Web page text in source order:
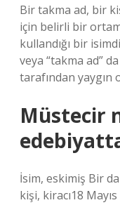
Bir takma ad, bir
için belirli bir
kullandığı bir
veya “takma ad”
tarafından yaygın
Müstecir
İsim, eskimiş Bir
kişi, kiracı18